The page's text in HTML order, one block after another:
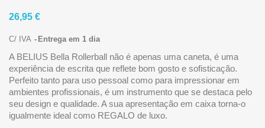
26,95 €
C/ IVA Entrega em 1 dia
A BELIUS Bella Rollerball não é apenas uma caneta, é uma
experiência de escrita que reflete bom gosto e sofisticação.
Perfeito tanto para uso pessoal como para impressionar em
ambientes profissionais, é um instrumento que se destaca pelo
seu design e qualidade. A sua apresentação em caixa torna-o
igualmente ideal como REGALO de luxo.